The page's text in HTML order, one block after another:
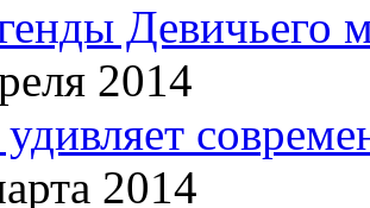
Девичьего
2014
2014